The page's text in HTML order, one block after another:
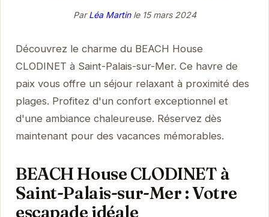
ParLéa Martinle 15 mars 2024
Découvrez le charme du BEACH House
CLODINET à Saint-Palais-sur-Mer. Ce havre de
paix vous offre un séjour relaxant à proximité des
plages. Profitez d'un confort exceptionnel et
d'une ambiance chaleureuse. Réservez dès
maintenant pour des vacances mémorables.
BEACH House CLODINET à
Saint-Palais-sur-Mer : Votre
escapade idéale